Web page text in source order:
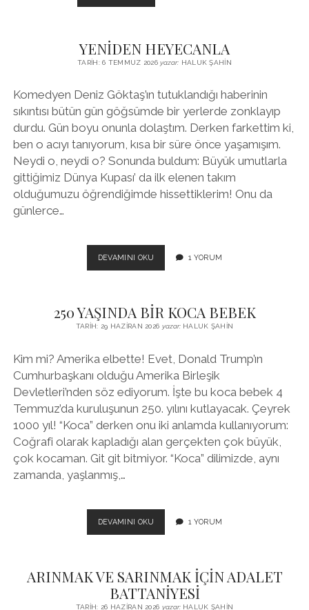
İLERİGİDENLER
KALANLAR…
YENİDEN HEYECANLA
TARIH: 6 TEMMUZ 2026yazar: HALUK ŞAHIN
Komedyen Deniz Göktaş’ın tutuklandığı haberinin
sıkıntısı bütün gün göğsümde bir yerlerde zonklayıp
durdu. Gün boyu onunla dolaştım. Derken farkettim ki,
ben o acıyı tanıyorum, kısa bir süre önce yaşamışım.
Neydi o, neydi o? Sonunda buldum: Büyük umutlarla
gittiğimiz Dünya Kupası’ da ilk elenen takım
olduğumuzu öğrendiğimde hissettiklerim! Onu da
günlerce…
DEVAMINI OKU YENİDEN
HEYECANLA
1 YORUM
250 YAŞINDA BİR KOCA BEBEK
TARIH: 29 HAZIRAN 2026 yazar:HALUK ŞAHIN
Kim mi? Amerika elbette! Evet, Donald Trump’ın
Cumhurbaşkanı olduğu Amerika Birleşik
Devletleri’nden söz ediyorum. İşte bu koca bebek 4
Temmuz’da kuruluşunun 250. yılını kutlayacak. Çeyrek
1000 yıl! “Koca” derken onu iki anlamda kullanıyorum:
Coğrafi olarak kapladığı alan gerçekten çok büyük,
çok kocaman. Git git bitmiyor. “Koca” dilimizde, aynı
zamanda, yaşlanmış,…
DEVAMINI OKU
YAŞINDA
BEBEK
1 YORUM
ARINMAK VE SARINMAK İÇİN ADALET
BATTANİYESİ
TARIH: 26 HAZIRAN 2026 yazar:HALUK ŞAHIN